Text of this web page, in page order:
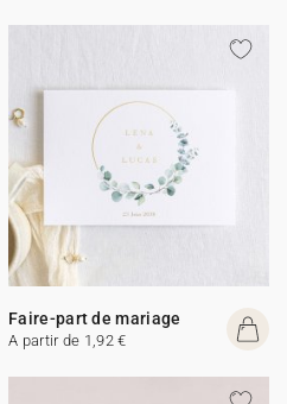
Faire-part de mariage
A partir de 1,92 €